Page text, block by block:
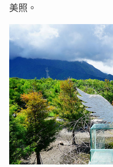
美照。